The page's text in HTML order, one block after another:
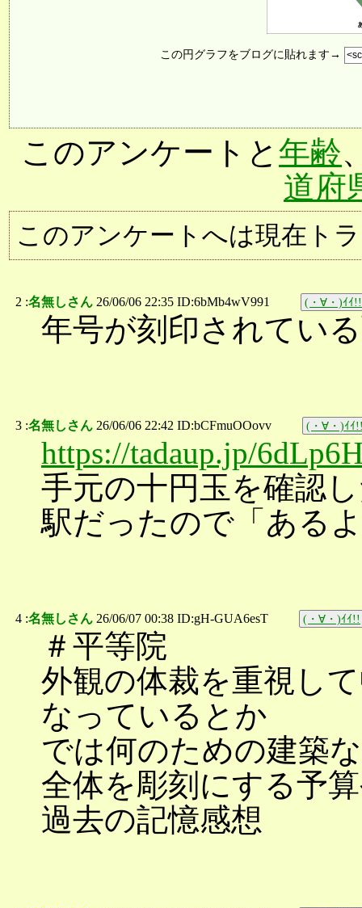
この円グラフをブログに貼れます→
このアンケートと 年齢
道府
このアンケートへは現在ト
2 :名無しさん 26/06/06 22:35 ID:6bMb4wV991 (・∀・)ｲｲ!!
年号が刻印されてい
3 :名無しさん 26/06/06 22:42 ID:bCFmuOOovv (・∀・)ｲｲ
https://tadaup.jp/
手元の十円玉を確認
駅だったので「ある
4 :名無しさん 26/06/07 00:38 ID:gH-GUA6esT (・∀・)ｲｲ!!
＃平等院
外観の体裁を重視し
なっているとか
では何のための建築
全体を彫刻にする予
過去の記憶感想